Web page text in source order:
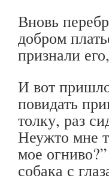
Вновь
добром
признали
И вот
повидать
толку, раз
Неужто мне
мое
собака с